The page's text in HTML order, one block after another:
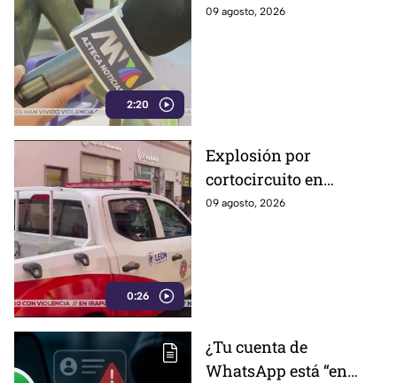
2:20
común de lo que cree y
09 agosto, 2026
0:26
Explosión por
cortocircuito en
registro subterráneo
09 agosto, 2026
¿Tu cuenta de
WhatsApp está “en